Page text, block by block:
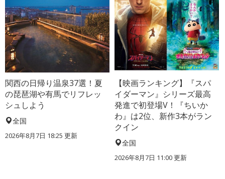
関西の日帰り温泉37選！夏
の琵琶湖や有馬でリフレッ
シュしよう
全国
2026年8月7日 18:25 更新
【映画ランキング】『スパ
イダーマン』シリーズ最高
発進で初登場V！『ちいか
わ』は2位、新作3本がラン
クイン
全国
2026年8月7日 11:00更新